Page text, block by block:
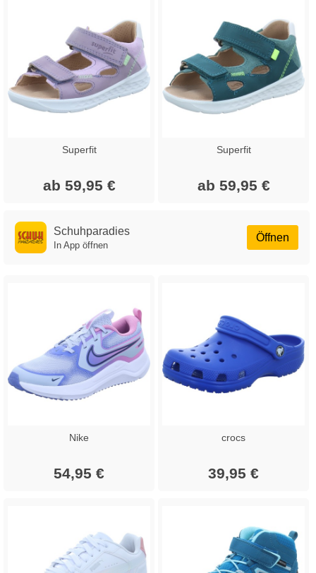
Superfit
ab 59,95 €
Superfit
ab 59,95 €
Öffnen
Schuhparadies
In App öffnen
Nike
54,95 €
crocs
39,95 €